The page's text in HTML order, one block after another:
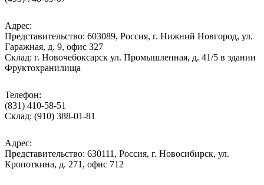
Адрес:
Представительство: 603089, Россия, г. Нижний Новгород, ул.
Гаражная, д. 9, офис 327
Склад: г. Новочебоксарск ул. Промышленная, д. 41/5 в здании
Фруктохранилища
Телефон:
(831) 410-58-51
Склад: (910) 388-01-81
Адрес:
Представительство: 630111, Россия, г. Новосибирск, ул.
Кропоткина, д. 271, офис 712